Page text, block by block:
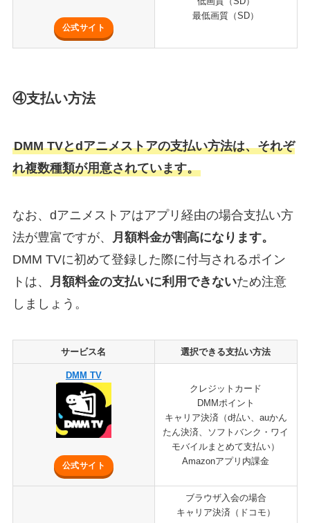
公式サイト
最低画質（SD）
④支払い方法
DMM TVとdアニメストアの支払い方法は、それぞ
れ複数種類が用意されています。
なお、dアニメストアはアプリ経由の場合支払い方
法が豊富ですが、
月額料金が割高になります。
DMM TVに初めて登録した際に付与されるポイン
トは、
月額料金の支払いに利用できないため注意
しましょう。
サービス名 選択できる支払い方法
DMM TV
公式サイト
クレジットカード
DMMポイント
キャリア決済（d払い、auかん
たん決済、ソフトバンク・ワイ
モバイルまとめて支払い）
Amazonアプリ内課金
ブラウザ入会の場合
キャリア決済（ドコモ）